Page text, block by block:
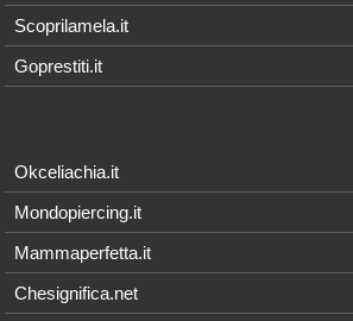
Scoprilamela.it
Goprestiti.it
Okceliachia.it
Mondopiercing.it
Mammaperfetta.it
Chesignifica.net